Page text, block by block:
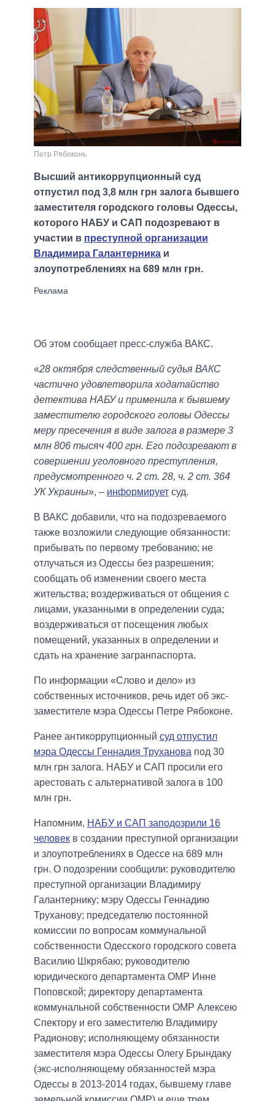
Петр Рябоконь
Высший антикоррупционный суд
отпустил под 3,8 млн грн залога бывшего
заместителя городского головы Одессы,
которого НАБУ и САП подозревают в
участии в преступной организации
Владимира Галантерника и
злоупотреблениях на 689 млн грн.
Об этом сообщает пресс-служба ВАКС.
«28 октября следственный судья ВАКС
частично удовлетворила ходатайство
детектива НАБУ и применила к бывшему
заместителю городского головы Одессы
меру пресечения в виде залога в размере 3
млн 806 тысяч 400 грн. Его подозревают в
совершении уголовного преступления,
предусмотренного ч. 2 ст. 28, ч. 2 ст. 364
УК Украины», – информирует суд.
В ВАКС добавили, что на подозреваемого
также возложили следующие обязанности:
прибывать по первому требованию; не
отлучаться из Одессы без разрешения;
сообщать об изменении своего места
жительства; воздерживаться от общения с
лицами, указанными в определении суда;
воздерживаться от посещения любых
помещений, указанных в определении и
сдать на хранение загранпаспорта.
По информации «Слово и дело» из
собственных источников, речь идет об экс-
заместителе мэра Одессы Петре Рябоконе.
Ранее антикоррупционный суд отпустил
мэра Одессы Геннадия Труханова под 30
млн грн залога. НАБУ и САП просили его
арестовать с альтернативой залога в 100
млн грн.
Напомним, НАБУ и САП заподозрили 16
человек в создании преступной организации
и злоупотреблениях в Одессе на 689 млн
грн. О подозрении сообщили: руководителю
преступной организации Владимиру
Галантернику; мэру Одессы Геннадию
Труханову; председателю постоянной
комиссии по вопросам коммунальной
собственности Одесского городского совета
Василию Шкрябаю; руководителю
юридического департамента ОМР Инне
Поповской; директору департамента
коммунальной собственности ОМР Алексею
Спектору и его заместителю Владимиру
Радионову; исполняющему обязанности
заместителя мэра Одессы Олегу Брындаку
(экс-исполняющему обязанностей мэра
Одессы в 2013-2014 годах, бывшему главе